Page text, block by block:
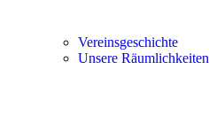
Vereinsgeschichte
Unsere Räumlichkeiten